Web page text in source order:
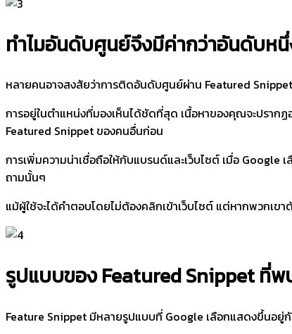
ทำไมอันดับศูนย์จึงมีค่ากว่าอันดับห
หลายคนอาจสงสัยว่าการติดอันดับศูนย์ผ่าน Featured
การอยู่ในตำแหน่งที่มองเห็นได้ชัดที่สุด เนื้อหาของคุณจะปราก
Featured Snippet ของคนอื่นก่อน
การเพิ่มความน่าเชื่อถือให้กับแบรนด์และเว็บไซต์ เมื่อ
ถามนั้นๆ
แม้ผู้ใช้จะได้คำตอบโดยไม่ต้องคลิกเข้าเว็บไซต์ แต่หากพวกเข
รูปแบบของ Featured Snippet ที่
Feature Snippet มีหลายรูปแบบที่ Google เลือกแสดงขึ้นอยู่